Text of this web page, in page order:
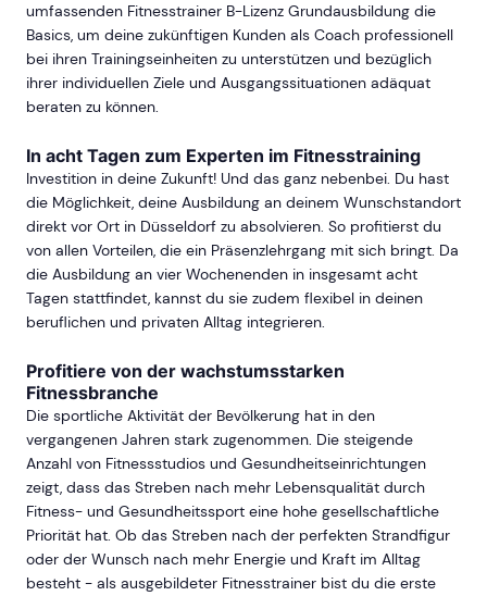
umfassenden Fitnesstrainer B-Lizenz Grundausbildung die
Basics, um deine zukünftigen Kunden als Coach professionell
bei ihren Trainingseinheiten zu unterstützen und bezüglich
ihrer individuellen Ziele und Ausgangssituationen adäquat
beraten zu können.
In acht Tagen zum Experten im Fitnesstraining
Investition in deine Zukunft! Und das ganz nebenbei. Du hast
die Möglichkeit, deine Ausbildung an deinem Wunschstandort
direkt vor Ort in Düsseldorf zu absolvieren. So profitierst du
von allen Vorteilen, die ein Präsenzlehrgang mit sich bringt. Da
die Ausbildung an vier Wochenenden in insgesamt acht
Tagen stattfindet, kannst du sie zudem flexibel in deinen
beruflichen und privaten Alltag integrieren.
Profitiere von der wachstumsstarken
Fitnessbranche
Die sportliche Aktivität der Bevölkerung hat in den
vergangenen Jahren stark zugenommen. Die steigende
Anzahl von Fitnessstudios und Gesundheitseinrichtungen
zeigt, dass das Streben nach mehr Lebensqualität durch
Fitness- und Gesundheitssport eine hohe gesellschaftliche
Priorität hat. Ob das Streben nach der perfekten Strandfigur
oder der Wunsch nach mehr Energie und Kraft im Alltag
besteht - als ausgebildeter Fitnesstrainer bist du die erste